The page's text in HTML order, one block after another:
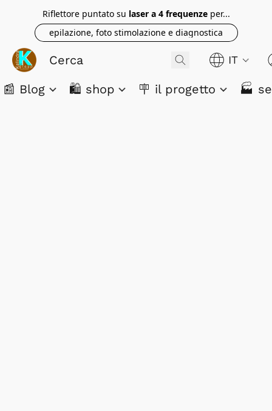
Riflettore puntato su laser a 4 frequenzeper...
epilazione, foto stimolazione e diagnostica
IT
📰 Blog 🛍️ shop 🪧 il progetto 🏭